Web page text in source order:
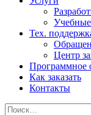
Тех.
Центр
Программное
Как заказать
Контакты